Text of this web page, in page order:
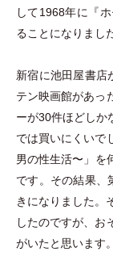
して1968年に『
ることになりまし
新宿に池田屋書店
テン映画館があっ
ーが30件ほどしか
では買いにくいで
男の性生活〜 」 を
です。その結果、
きになりました。
したのですが、お
がいたと思います。